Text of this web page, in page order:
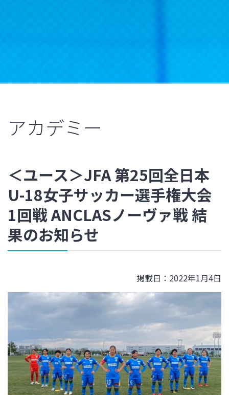
アカデミー
＜ユース＞JFA 第25回全日本
U-18女子サッカー選手権大会
1回戦 ANCLASノーヴァ戦 結
果のお知らせ
掲載日：2022年1月4日